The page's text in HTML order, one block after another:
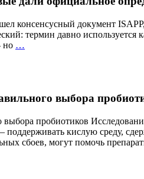
консенсусный документ
термин давно
но …
значит?
впервые
дали
официальное
определение
выбора
пробиотиков
кислую среду,
сбоев, могут помочь